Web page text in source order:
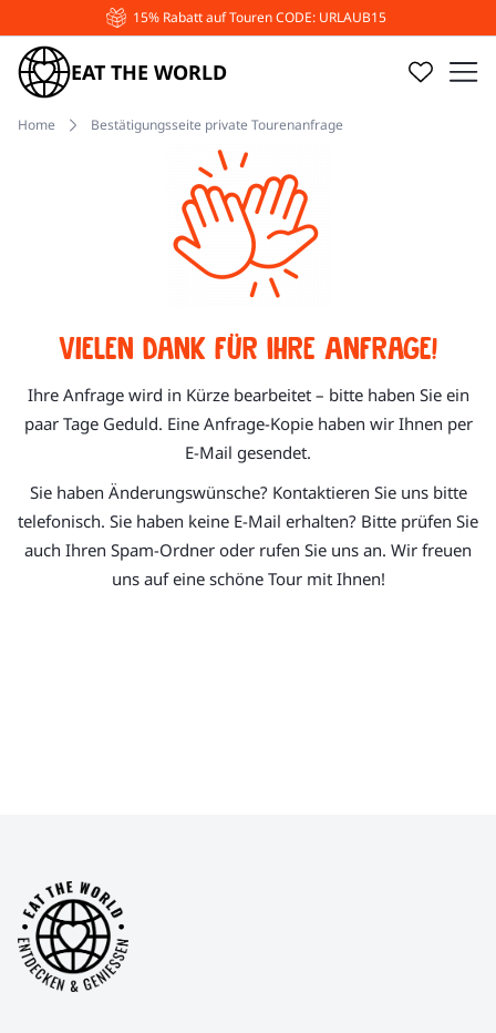
15% Rabatt auf Touren CODE: URLAUB15
EAT THE WORLD
Home Bestätigungsseite private Tourenanfrage
Vielen Dank für Ihre Anfrage!
Ihre Anfrage wird in Kürze bearbeitet – bitte haben Sie ein
paar Tage Geduld. Eine Anfrage-Kopie haben wir Ihnen per
E-Mail gesendet.
Sie haben Änderungswünsche? Kontaktieren Sie uns bitte
telefonisch. Sie haben keine E-Mail erhalten? Bitte prüfen Sie
auch Ihren Spam-Ordner oder rufen Sie uns an. Wir freuen
uns auf eine schöne Tour mit Ihnen!